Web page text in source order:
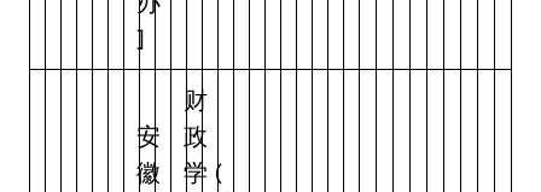
]
安
徽
财
政
学 (